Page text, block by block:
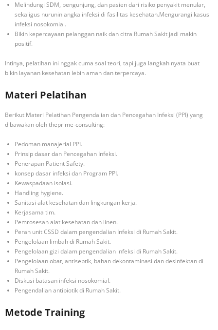
Melindungi SDM, pengunjung, dan pasien dari risiko penyakit menular,
sekaligus nurunin angka infeksi di fasilitas kesehatan.Mengurangi kasus
infeksi nosokomial.
Bikin kepercayaan pelanggan naik dan citra Rumah Sakit jadi makin
positif.
Intinya, pelatihan ini nggak cuma soal teori, tapi juga langkah nyata buat
bikin layanan kesehatan lebih aman dan terpercaya.
Materi Pelatihan
Berikut Materi Pelatihan Pengendalian dan Pencegahan Infeksi (PPI) yang
dibawakan oleh theprime-consulting:
Pedoman manajerial PPI.
Prinsip dasar dan Pencegahan Infeksi.
Penerapan Patient Safety.
konsep dasar infeksi dan Program PPI.
Kewaspadaan isolasi.
Handling hygiene.
Sanitasi alat kesehatan dan lingkungan kerja.
Kerjasama tim.
Pemrosesan alat kesehatan dan linen.
Peran unit CSSD dalam pengendalian Infeksi di Rumah Sakit.
Pengelolaan limbah di Rumah Sakit.
Pengelolaan gizi dalam pengendalian infeksi di Rumah Sakit.
Pengelolaan obat, antiseptik, bahan dekontaminasi dan desinfektan di
Rumah Sakit.
Diskusi batasan infeksi nosokomial.
Pengendalian antibiotik di Rumah Sakit.
Metode Training